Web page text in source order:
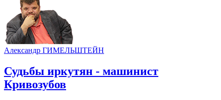
Александр ГИМЕЛЬШТЕЙН
Судьбы иркутян - машинист
Кривозубов